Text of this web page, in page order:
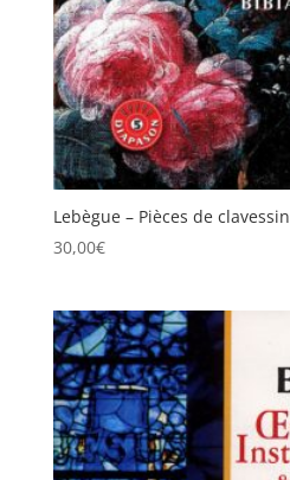
Lebègue – Pièces de clavessin
30,00€